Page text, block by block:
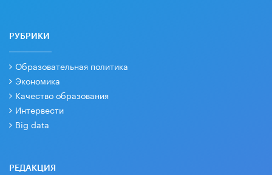
РУБРИКИ
Образовательная политика
Экономика
Качество образования
Интервести
Big data
РЕДАКЦИЯ